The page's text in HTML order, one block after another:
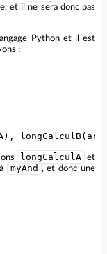
et il ne sera donc pas
Python et il est
:
), longCalculB(
longCalculA et
myAnd
, et donc une